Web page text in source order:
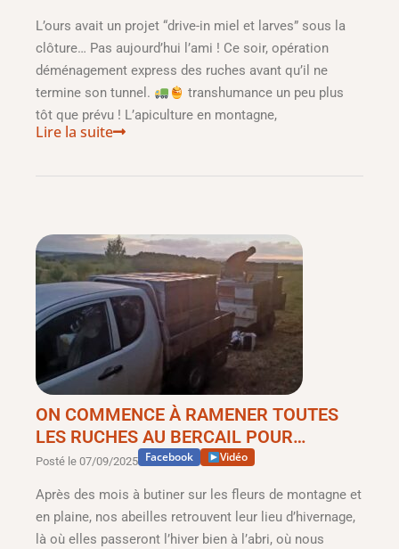
L’ours avait un projet “drive-in miel et larves” sous la
clôture… Pas aujourd’hui l’ami ! Ce soir, opération
déménagement express des ruches avant qu’il ne
termine son tunnel.
transhumance un peu plus
tôt que prévu ! L’apiculture en montagne,
Lire la suite
ON COMMENCE À RAMENER TOUTES
LES RUCHES AU BERCAIL POUR…
Posté le 07/09/2025 Facebook Vidéo
Après des mois à butiner sur les fleurs de montagne et
en plaine, nos abeilles retrouvent leur lieu d’hivernage,
là où elles passeront l’hiver bien à l’abri, où nous